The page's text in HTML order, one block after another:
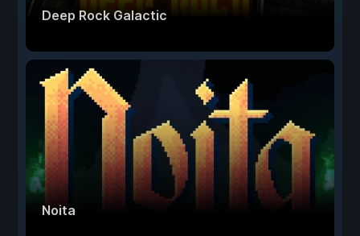
Deep Rock Galactic
Noita